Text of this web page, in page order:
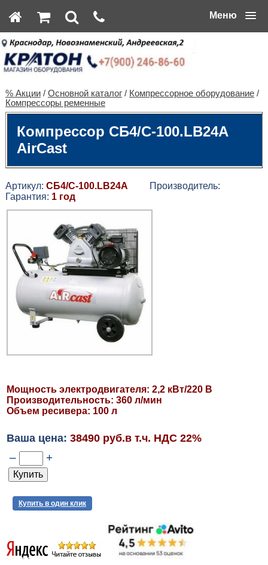
Меню
% Акции/ Основной каталог/ Компрессорное оборудование/
Компрессоры ременные
Компрессор СБ4/С-100.LB24A
AirCast
Артикул: СБ4/С-100.LB24A Производитель:
Гарантия: 1 год
Мощность электродвигателя: 2,2 кВт/220 В
Производительность: 360 л/мин
Объем ресивера: 100 л
Ваша цена: 38490 руб.в т.ч. НДС 22%
– +
Купить в один клик